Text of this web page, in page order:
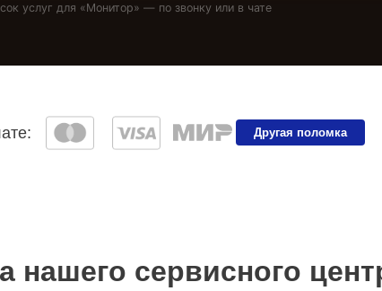
услуг для «Монитор» — по звонку или в чате
Другая поломка
нашего сервисного